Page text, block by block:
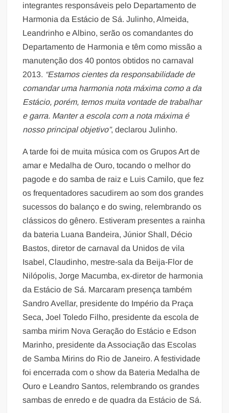
integrantes responsáveis pelo Departamento de
Harmonia da Estácio de Sá. Julinho, Almeida,
Leandrinho e Albino, serão os comandantes do
Departamento de Harmonia e têm como missão a
manutenção dos 40 pontos obtidos no carnaval
2013. “Estamos cientes da responsabilidade de
comandar uma harmonia nota máxima como a da
Estácio, porém, temos muita vontade de trabalhar
e garra. Manter a escola com a nota máxima é
nosso principal objetivo”, declarou Julinho.
A tarde foi de muita música com os Grupos Art de
amar e Medalha de Ouro, tocando o melhor do
pagode e do samba de raiz e Luis Camilo, que fez
os frequentadores sacudirem ao som dos grandes
sucessos do balanço e do swing, relembrando os
clássicos do gênero. Estiveram presentes a rainha
da bateria Luana Bandeira, Júnior Shall, Décio
Bastos, diretor de carnaval da Unidos de vila
Isabel, Claudinho, mestre-sala da Beija-Flor de
Nilópolis, Jorge Macumba, ex-diretor de harmonia
da Estácio de Sá. Marcaram presença também
Sandro Avellar, presidente do Império da Praça
Seca, Joel Toledo Filho, presidente da escola de
samba mirim Nova Geração do Estácio e Edson
Marinho, presidente da Associação das Escolas
de Samba Mirins do Rio de Janeiro. A festividade
foi encerrada com o show da Bateria Medalha de
Ouro e Leandro Santos, relembrando os grandes
sambas de enredo e de quadra da Estácio de Sá.